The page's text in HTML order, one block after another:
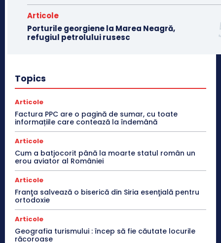
Articole
Porturile georgiene la Marea Neagră,
refugiul petrolului rusesc
Topics
Articole
Factura PPC are o pagină de sumar, cu toate
informațiile care contează la îndemână
Articole
Cum a batjocorit până la moarte statul român un
erou aviator al României
Articole
Franţa salvează o biserică din Siria esenţială pentru
ortodoxie
Articole
Geografia turismului : încep să fie căutate locurile
răcoroase